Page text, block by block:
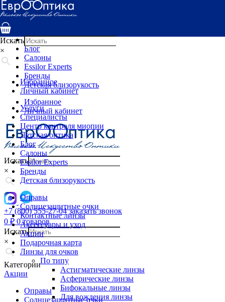
Услуги
Специалисты
Детская оптика
Блог
Салоны
Essilor Experts
Бренды
Детская близорукость
Избранное
Личный кабинет
Искать
×
+7 (800) 555-27-04 заказать звонок
0 ₽ 0 товаров
Искать
×
Категории
Акции
Оправы
Солнцезащитные очки
Искать
×
Избранное
Личный кабинет
Услуги
Специалисты
Центр контроля миопии
Детская оптика
Блог
Салоны
Essilor Experts
Бренды
Детская близорукость
Оправы
Солнцезащитные очки
Контактные линзы
Аксессуары и уход
Акции
Подарочная карта
Линзы для очков
По типу
Астигматические линзы
Асферические линзы
Бифокальные линзы
Для вождения линзы